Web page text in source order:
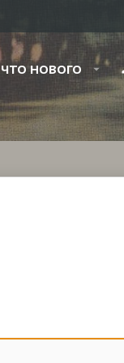
ЧТО НОВОГО